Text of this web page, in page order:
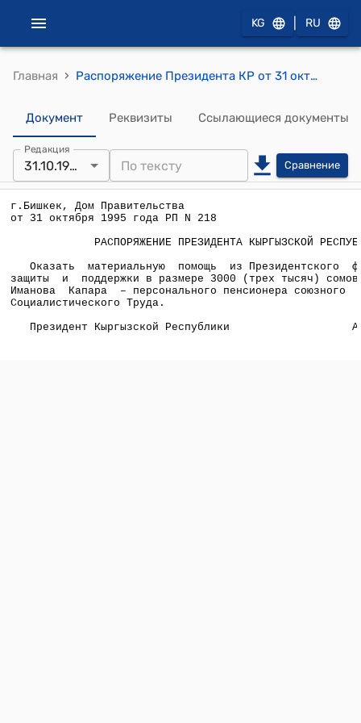
KG RU
Главная › Распоряжение Президента КР от 31 октября 1995 года РП №218 "О материальной помощи семье Иманова Капара - Героя Социалистического Труда"
Документ Реквизиты Ссылающиеся документы
Редакция
31.10.1995 Сравнение